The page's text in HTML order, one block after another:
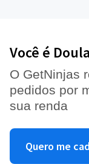
Você é
O GetNinjas
pedidos por
sua renda
Quero me